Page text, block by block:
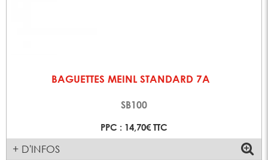
BAGUETTES MEINL STANDARD 7A
SB100
PPC : 14,70€ TTC
+ D'INFOS